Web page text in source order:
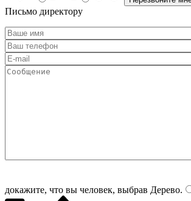
Письмо директору
докажите, что вы человек, выбрав Дерево.